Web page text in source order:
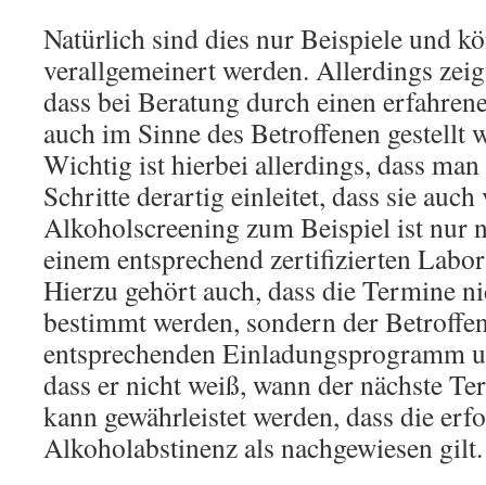
Natürlich sind dies nur Beispiele und
verallgemeinert werden. Allerdings
dass bei Beratung durch einen
auch im Sinne des Betroffenen gestellt
Wichtig ist hierbei allerdings, dass man
Schritte derartig einleitet, dass sie
Alkoholscreening zum Beispiel ist nur
einem entsprechend zertifizierten
Hierzu gehört auch, dass die Termine
bestimmt werden, sondern der
entsprechenden Einladungsprogramm
dass er nicht weiß, wann der nächste
kann gewährleistet werden, dass die
Alkoholabstinenz als nachgewiesen gilt.